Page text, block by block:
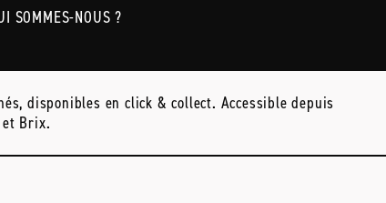
SOMMES-NOUS ?
disponibles en click & collect. Accessible depuis
et Brix.